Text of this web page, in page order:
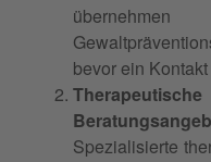
bevor ein
Spezialisierte